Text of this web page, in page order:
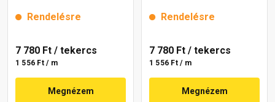
Rendelésre
7 780 Ft / tekercs
1 556 Ft / m
Megnézem
Rendelésre
7 780 Ft / tekercs
1 556 Ft / m
Megnézem